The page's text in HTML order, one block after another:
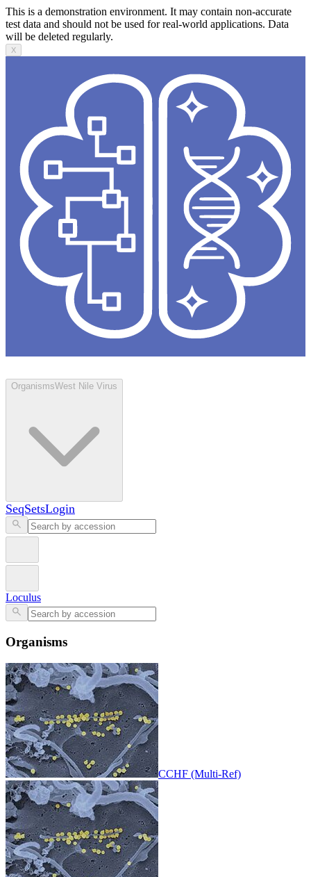
This is a demonstration environment. It may contain non-accurate
test data and should not be used for real-world applications. Data
will be deleted regularly.
X
OrganismsWest Nile Virus
SeqSetsLogin
Loculus
Organisms
CCHF (Multi-Ref)